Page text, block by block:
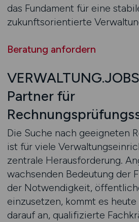
das Fundament für eine
zukunftsorientierte
Beratung anfordern
Partner für
Die Suche nach geeigneten
ist für viele
zentrale Herausforderung.
wachsenden Bedeutung der
der Notwendigkeit,
einzusetzen, kommt es
darauf an, qualifizierte